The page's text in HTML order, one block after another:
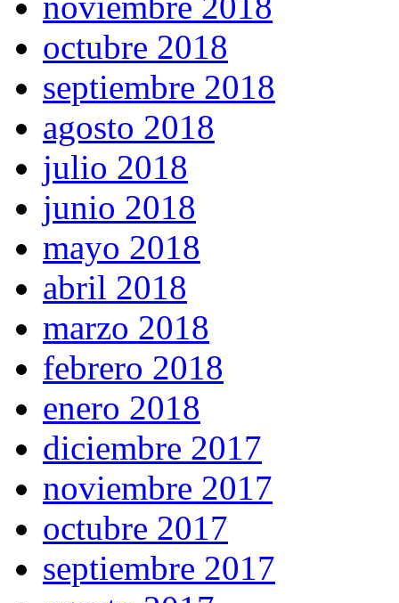
octubre 2018
septiembre 2018
agosto 2018
julio 2018
junio 2018
mayo 2018
abril 2018
marzo 2018
febrero 2018
enero 2018
diciembre 2017
noviembre 2017
octubre 2017
septiembre 2017